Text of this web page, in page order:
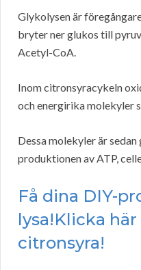
Glykolysen är
bryter ner glukos till
Acetyl-CoA.
Inom citronsyracykeln
och energirika molekyler
Dessa molekyler är
produktionen av ATP,
Få dina DIY-
lysa!Klicka
citronsyra!